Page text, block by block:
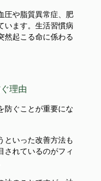
圧や脂質異常症、肥
います。生活習慣病
然起こる命に係わる
理由
防ぐことが重要にな
といった改善方法も
されているのがフィ